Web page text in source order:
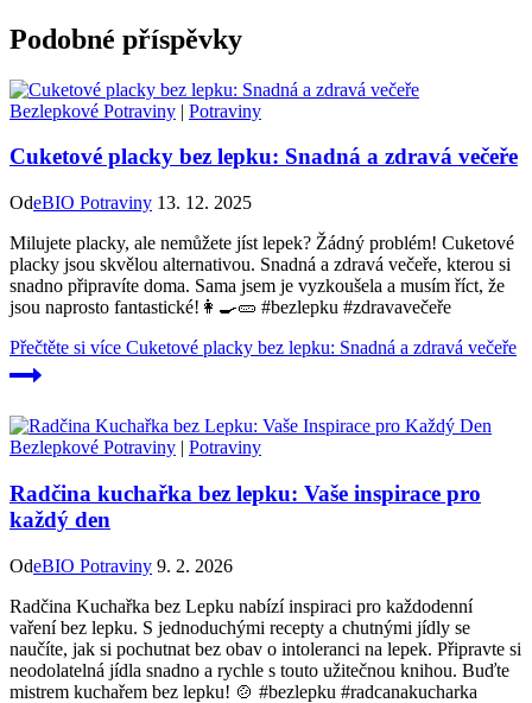
Podobné příspěvky
Bezlepkové Potraviny | Potraviny
Cuketové placky bez lepku: Snadná a zdravá večeře
OdeBIO Potraviny 13. 12. 2025
Milujete placky, ale nemůžete jíst lepek? Žádný problém! Cuketové
placky jsou skvělou alternativou. Snadná a zdravá večeře, kterou si
snadno připravíte doma. Sama jsem je vyzkoušela a musím říct, že
jsou naprosto fantastické!👩‍🍳🥒 #bezlepku #zdravavečeře
Přečtěte si více Cuketové placky bez lepku: Snadná a zdravá večeře
Bezlepkové Potraviny | Potraviny
Radčina kuchařka bez lepku: Vaše inspirace pro
každý den
OdeBIO Potraviny 9. 2. 2026
Radčina Kuchařka bez Lepku nabízí inspiraci pro každodenní
vaření bez lepku. S jednoduchými recepty a chutnými jídly se
naučíte, jak si pochutnat bez obav o intoleranci na lepek. Připravte si
neodolatelná jídla snadno a rychle s touto užitečnou knihou. Buďte
mistrem kuchařem bez lepku! 🍲 #bezlepku #radcanakucharka